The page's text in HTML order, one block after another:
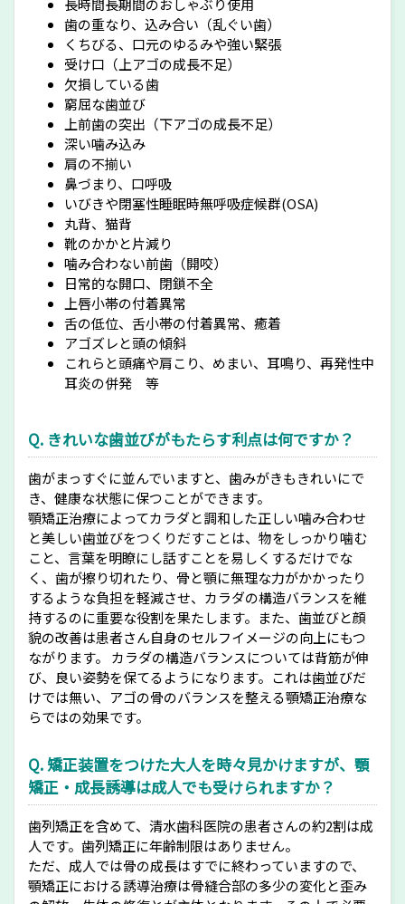
長時間長期間のおしゃぶり使用
歯の重なり、込み合い（乱ぐい歯）
くちびる、口元のゆるみや強い緊張
受け口（上アゴの成長不足）
欠損している歯
窮屈な歯並び
上前歯の突出（下アゴの成長不足）
深い噛み込み
肩の不揃い
鼻づまり、口呼吸
いびきや閉塞性睡眠時無呼吸症候群(OSA)
丸背、猫背
靴のかかと片減り
噛み合わない前歯（開咬）
日常的な開口、閉鎖不全
上唇小帯の付着異常
舌の低位、舌小帯の付着異常、癒着
アゴズレと頭の傾斜
これらと頭痛や肩こり、めまい、耳鳴り、再発性中
耳炎の併発 等
Q. きれいな歯並びがもたらす利点は何ですか？
歯がまっすぐに並んでいますと、歯みがきもきれいにで
き、健康な状態に保つことができます。
顎矯正治療によってカラダと調和した正しい噛み合わせ
と美しい歯並びをつくりだすことは、物をしっかり噛む
こと、言葉を明瞭にし話すことを易しくするだけでな
く、歯が擦り切れたり、骨と顎に無理な力がかかったり
するような負担を軽減させ、カラダの構造バランスを維
持するのに重要な役割を果たします。また、歯並びと顔
貌の改善は患者さん自身のセルフイメージの向上にもつ
ながります。 カラダの構造バランスについては背筋が伸
び、良い姿勢を保てるようになります。これは歯並びだ
けでは無い、アゴの骨のバランスを整える顎矯正治療な
らではの効果です。
Q. 矯正装置をつけた大人を時々見かけますが、顎
矯正・成長誘導は成人でも受けられますか？
歯列矯正を含めて、清水歯科医院の患者さんの約2割は成
人です。歯列矯正に年齢制限はありません。
ただ、成人では骨の成長はすでに終わっていますので、
顎矯正における誘導治療は骨縫合部の多少の変化と歪み